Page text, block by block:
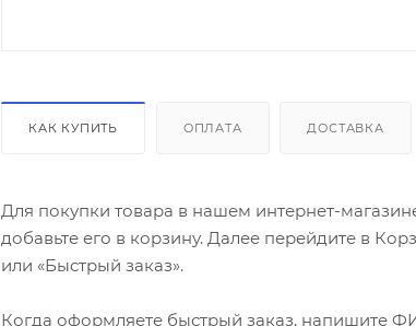
КАК КУПИТЬ ОПЛАТА ДОСТАВКА
Для покупки товара в нашем интернет-
добавьте его в корзину. Далее перейдите в
или «Быстрый заказ».
Когда оформляете быстрый заказ, напишите